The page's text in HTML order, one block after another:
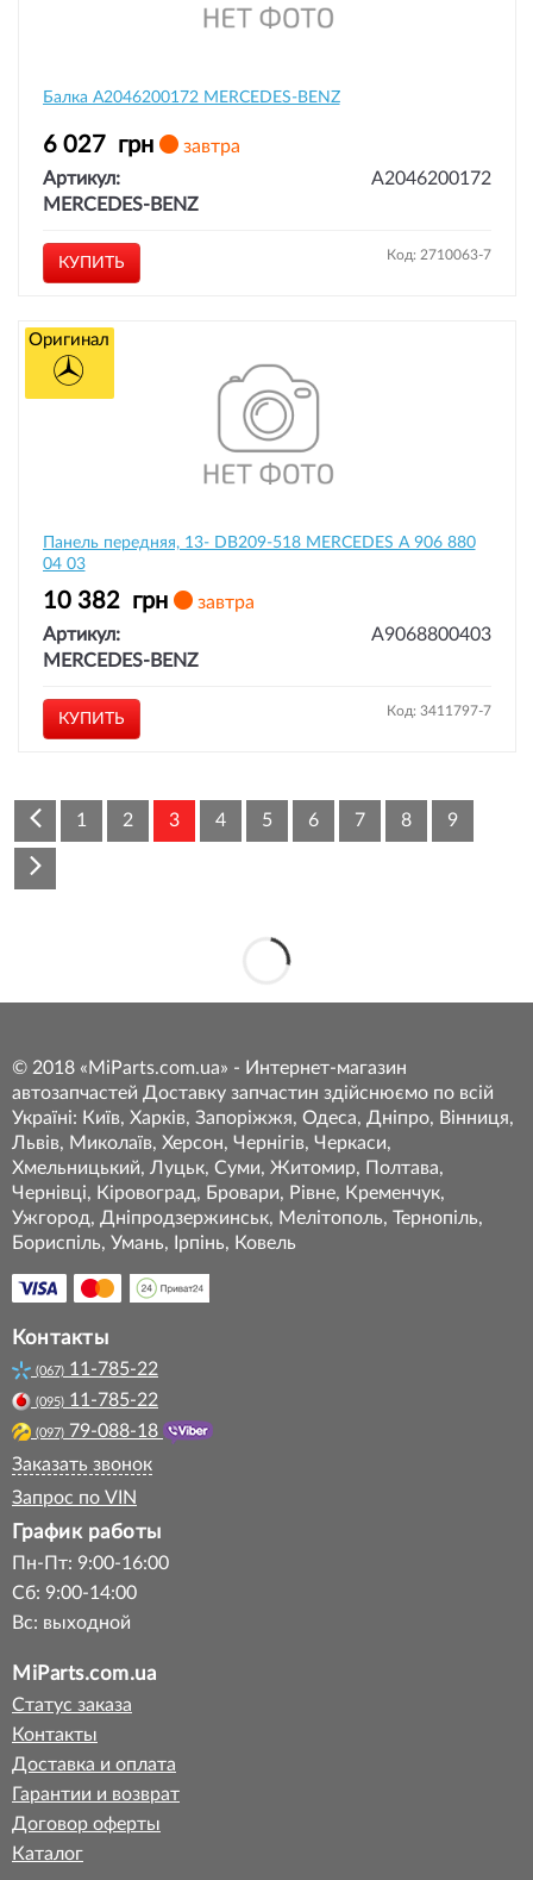
Балка A2046200172 MERCEDES-BENZ
6 027 грн
завтра
Артикул:
A2046200172
MERCEDES-BENZ
КУПИТЬ Код: 2710063-7
Панель передняя, 13- DB209-518 MERCEDES A 906 880
04 03
10 382 грн
завтра
Артикул:
A9068800403
MERCEDES-BENZ
КУПИТЬ Код: 3411797-7
Оригинал
1 2 3 4 5 6 7 8 9
© 2018 «MiParts.com.ua» - Интернет-магазин
автозапчастей Доставку запчастин здійснюємо по всій
Україні: Київ, Харків, Запоріжжя, Одеса, Дніпро, Вінниця,
Львів, Миколаїв, Херсон, Чернігів, Черкаси,
Хмельницький, Луцьк, Суми, Житомир, Полтава,
Чернівці, Кіровоград, Бровари, Рівне, Кременчук,
Ужгород, Дніпродзержинськ, Мелітополь, Тернопіль,
Бориспіль, Умань, Ірпінь, Ковель
Контакты
(067) 11-785-22
(095) 11-785-22
(097) 79-088-18
Заказать звонок
Запрос по VIN
График работы
Пн-Пт: 9:00-16:00
Сб: 9:00-14:00
Вс: выходной
MiParts.com.ua
Статус заказа
Контакты
Доставка и оплата
Гарантии и возврат
Договор оферты
Каталог